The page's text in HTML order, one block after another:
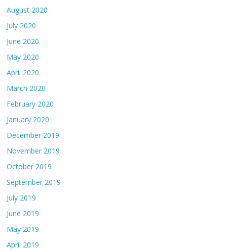
August 2020
July 2020
June 2020
May 2020
April 2020
March 2020
February 2020
January 2020
December 2019
November 2019
October 2019
September 2019
July 2019
June 2019
May 2019
April 2019